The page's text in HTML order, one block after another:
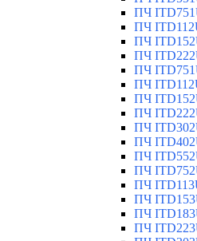
ПЧ
ПЧ
ПЧ
ПЧ
ПЧ
ПЧ
ПЧ
ПЧ
ПЧ
ПЧ
ПЧ
ПЧ
ПЧ
ПЧ
ПЧ
ПЧ